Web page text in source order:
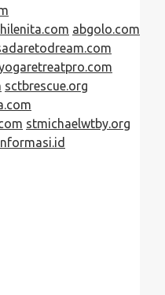
abgolo.com
sctbrescue.org
stmichaelwtby.org